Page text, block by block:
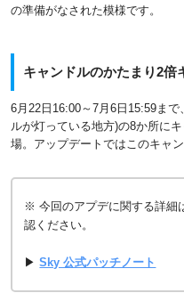
の準備がなされた模様です。
キャンドルのかたまり2倍
6月22日16:00～7月6日15:59ま
ルが灯っている地方)の8か所に
場。アップデートではこのキャ
※ 今回のアプデに関する詳細
認ください。
▶Sky 公式パッチノート